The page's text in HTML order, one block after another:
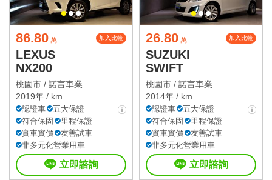
86.80 萬 加入比較
LEXUS
NX200
桃園市 / 諾言車業
2019年 / km
認證車
五大保證
符合保固
里程保證
實車實價
友善試車
非多元化營業用車
立即諮詢
26.80 萬 加入比較
SUZUKI
SWIFT
桃園市 / 諾言車業
2014年 / km
認證車
五大保證
符合保固
里程保證
實車實價
友善試車
非多元化營業用車
立即諮詢